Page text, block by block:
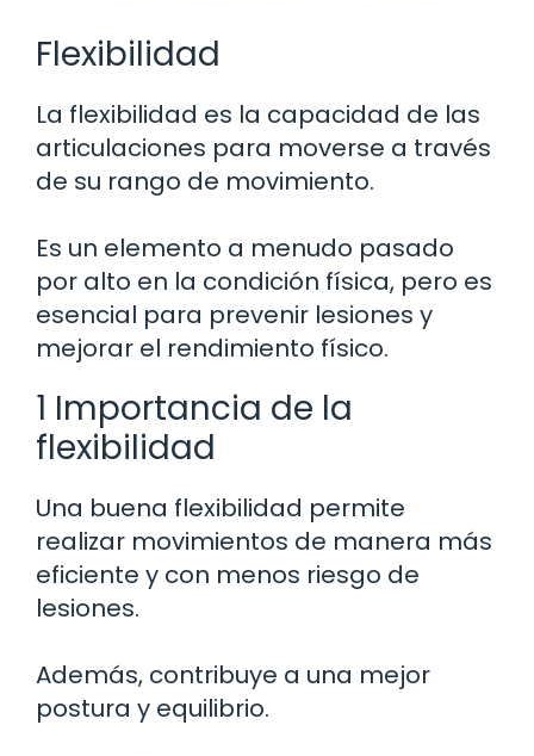
Flexibilidad
La flexibilidad es la capacidad de las
articulaciones para moverse a través
de su rango de movimiento.
Es un elemento a menudo pasado
por alto en la condición física, pero es
esencial para prevenir lesiones y
mejorar el rendimiento físico.
1 Importancia de la
flexibilidad
Una buena flexibilidad permite
realizar movimientos de manera más
eficiente y con menos riesgo de
lesiones.
Además, contribuye a una mejor
postura y equilibrio.